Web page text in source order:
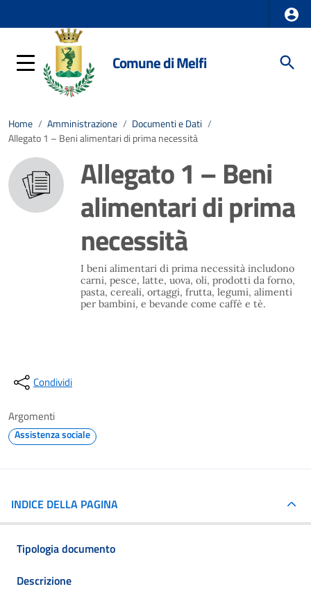
Comune di Melfi
Home / Amministrazione / Documenti e Dati /
Allegato 1 – Beni alimentari di prima necessità
Allegato 1 – Beni
alimentari di prima
necessità
I beni alimentari di prima necessità includono
carni, pesce, latte, uova, oli, prodotti da forno,
pasta, cereali, ortaggi, frutta, legumi, alimenti
per bambini, e bevande come caffè e tè.
Condividi
Argomenti
Assistenza sociale
INDICE DELLA PAGINA
Tipologia documento
Descrizione